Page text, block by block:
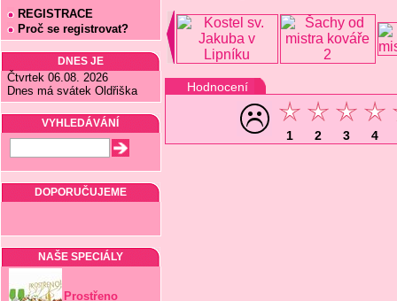
REGISTRACE
Proč se registrovat?
DNES JE
Čtvrtek 06.08. 2026
Dnes má svátek Oldřiška
VYHLEDÁVÁNÍ
DOPORUČUJEME
NAŠE SPECIÁLY
Prostřeno
Hodnocení
1 2 3 4